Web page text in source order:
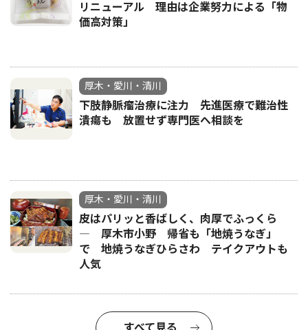
リニューアル 理由は企業努力による「物
価高対策」
厚木・愛川・清川
下肢静脈瘤治療に注力 先進医療で難治性
潰瘍も 放置せず専門医へ相談を
厚木・愛川・清川
皮はパリッと香ばしく、肉厚でふっくら
― 厚木市小野 帰省も「地焼うなぎ」
で 地焼うなぎひらさわ テイクアウトも
人気